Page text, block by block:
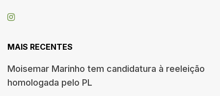
MAIS RECENTES
Moisemar Marinho tem candidatura à reeleição
homologada pelo PL